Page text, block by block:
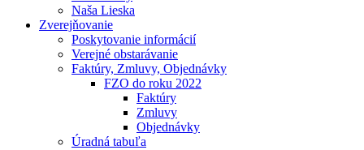
Naša Lieska
Zverejňovanie
Poskytovanie informácií
Verejné obstarávanie
Faktúry, Zmluvy, Objednávky
FZO do roku 2022
Faktúry
Zmluvy
Objednávky
Úradná tabuľa